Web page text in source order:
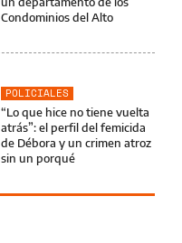
Condominios del Alto
POLICIALES
“Lo que hice no tiene vuelta
atrás”: el perfil del femicida
de Débora y un crimen atroz
sin un porqué